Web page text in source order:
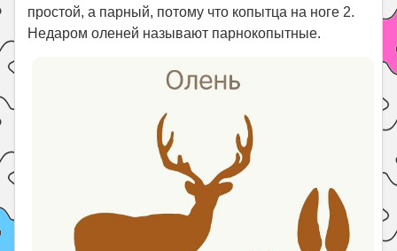
простой, а парный, потому что копытца на ноге 2.
Недаром оленей называют парнокопытные.